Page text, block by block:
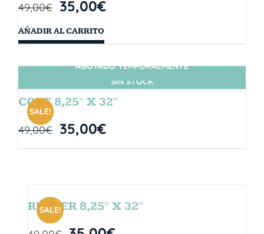
49,00€ 35,00€
AÑADIR AL CARRITO
SIN STOCK
SALE!
AGOTADO TEMPORALMENTE
CORE 8,25″ X 32″
49,00€ 35,00€
SALE!
RUBBER 8,25″ X 32″